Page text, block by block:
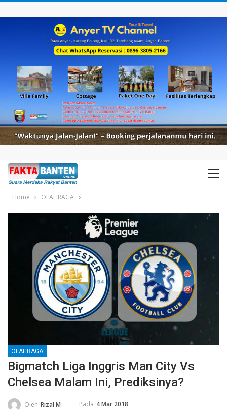
Home OLAHRAGA
OLAHRAGA
Bigmatch Liga Inggris Man City Vs
Chelsea Malam Ini, Prediksinya?
Oleh Rizal M Pada 4 Mar 2018